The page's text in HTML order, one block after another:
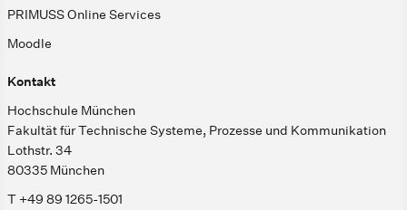
PRIMUSS Online Services
Moodle
Kontakt
Hochschule München
Fakultät für Technische Systeme, Prozesse und Kommunikation
Lothstr. 34
80335 München
T +49 89 1265-1501